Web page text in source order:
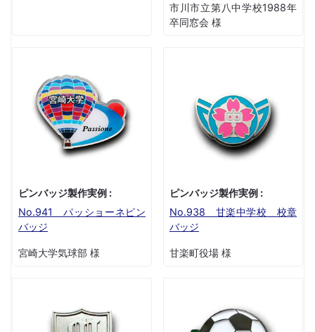
市川市立第八中学校1988年
卒同窓会 様
ピンバッジ製作実例 :
No.941 パッショーネピン
バッジ
宮崎大学気球部 様
ピンバッジ製作実例 :
No.938 甘楽中学校 校章
バッジ
甘楽町役場 様